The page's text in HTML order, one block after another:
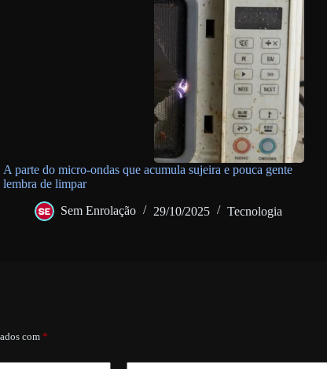
A parte do micro-ondas que acumula sujeira e pouca gente
lembra de limpar
Sem Enrolação 29/10/2025 Tecnologia
com *